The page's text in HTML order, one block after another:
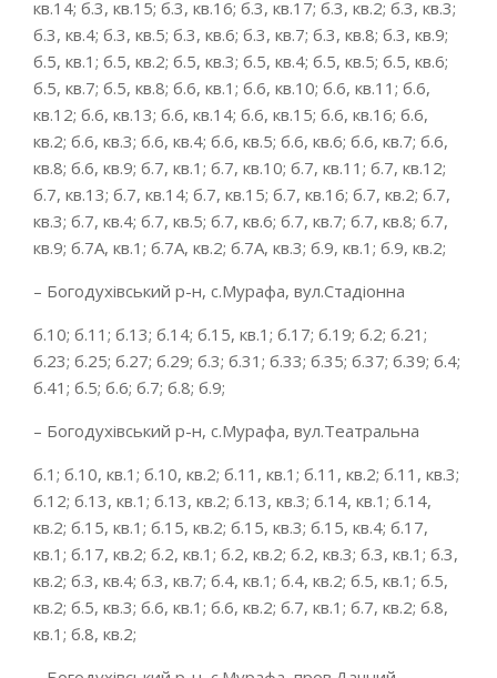
кв.14; б.3, кв.15; б.3, кв.16; б.3, кв.17; б.3, кв.2; б.3, кв.3;
б.3, кв.4; б.3, кв.5; б.3, кв.6; б.3, кв.7; б.3, кв.8; б.3, кв.9;
б.5, кв.1; б.5, кв.2; б.5, кв.3; б.5, кв.4; б.5, кв.5; б.5, кв.6;
б.5, кв.7; б.5, кв.8; б.6, кв.1; б.6, кв.10; б.6, кв.11; б.6,
кв.12; б.6, кв.13; б.6, кв.14; б.6, кв.15; б.6, кв.16; б.6,
кв.2; б.6, кв.3; б.6, кв.4; б.6, кв.5; б.6, кв.6; б.6, кв.7; б.6,
кв.8; б.6, кв.9; б.7, кв.1; б.7, кв.10; б.7, кв.11; б.7, кв.12;
б.7, кв.13; б.7, кв.14; б.7, кв.15; б.7, кв.16; б.7, кв.2; б.7,
кв.3; б.7, кв.4; б.7, кв.5; б.7, кв.6; б.7, кв.7; б.7, кв.8; б.7,
кв.9; б.7А, кв.1; б.7А, кв.2; б.7А, кв.3; б.9, кв.1; б.9, кв.2;
– Богодухівський р-н, с.Мурафа, вул.Стадіонна
б.10; б.11; б.13; б.14; б.15, кв.1; б.17; б.19; б.2; б.21;
б.23; б.25; б.27; б.29; б.3; б.31; б.33; б.35; б.37; б.39; б.4;
б.41; б.5; б.6; б.7; б.8; б.9;
– Богодухівський р-н, с.Мурафа, вул.Театральна
б.1; б.10, кв.1; б.10, кв.2; б.11, кв.1; б.11, кв.2; б.11, кв.3;
б.12; б.13, кв.1; б.13, кв.2; б.13, кв.3; б.14, кв.1; б.14,
кв.2; б.15, кв.1; б.15, кв.2; б.15, кв.3; б.15, кв.4; б.17,
кв.1; б.17, кв.2; б.2, кв.1; б.2, кв.2; б.2, кв.3; б.3, кв.1; б.3,
кв.2; б.3, кв.4; б.3, кв.7; б.4, кв.1; б.4, кв.2; б.5, кв.1; б.5,
кв.2; б.5, кв.3; б.6, кв.1; б.6, кв.2; б.7, кв.1; б.7, кв.2; б.8,
кв.1; б.8, кв.2;